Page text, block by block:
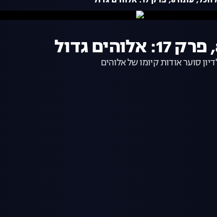
סוער אודות קיומו של אלוהים